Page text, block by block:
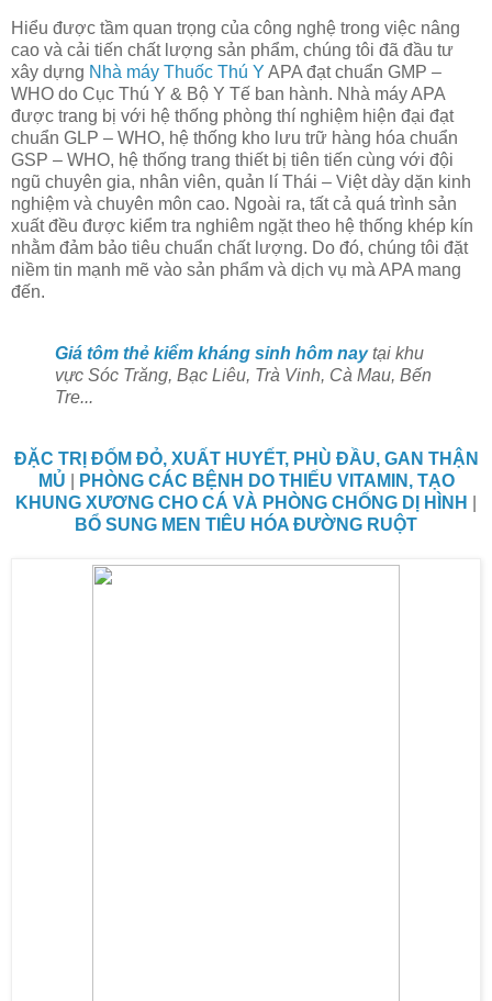
Hiểu được tầm quan trọng của công nghệ trong việc nâng
cao và cải tiến chất lượng sản phẩm, chúng tôi đã đầu tư
xây dựng Nhà máy Thuốc Thú Y APA đạt chuẩn GMP –
WHO do Cục Thú Y & Bộ Y Tế ban hành. Nhà máy APA
được trang bị với hệ thống phòng thí nghiệm hiện đại đạt
chuẩn GLP – WHO, hệ thống kho lưu trữ hàng hóa chuẩn
GSP – WHO, hệ thống trang thiết bị tiên tiến cùng với đội
ngũ chuyên gia, nhân viên, quản lí Thái – Việt dày dặn kinh
nghiệm và chuyên môn cao. Ngoài ra, tất cả quá trình sản
xuất đều được kiểm tra nghiêm ngặt theo hệ thống khép kín
nhằm đảm bảo tiêu chuẩn chất lượng. Do đó, chúng tôi đặt
niềm tin mạnh mẽ vào sản phẩm và dịch vụ mà APA mang
đến.
Giá tôm thẻ kiểm kháng sinh hôm naytại khu
vực Sóc Trăng, Bạc Liêu, Trà Vinh, Cà Mau, Bến
Tre...
ĐẶC TRỊ ĐỐM ĐỎ, XUẤT HUYẾT, PHÙ ĐẦU, GAN THẬN
MỦ
PHÒNG CÁC BỆNH DO THIẾU VITAMIN, TẠO
KHUNG XƯƠNG CHO CÁ VÀ PHÒNG CHỐNG DỊ HÌNH
BỔ SUNG MEN TIÊU HÓA ĐƯỜNG RUỘT